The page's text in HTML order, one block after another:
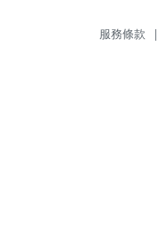
服務條款 |